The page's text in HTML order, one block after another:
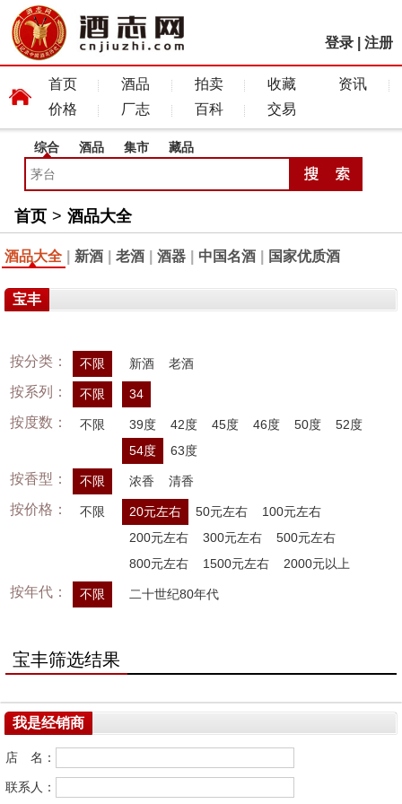
登录 注册
首页 酒品 拍卖 收藏
资讯
价格
厂志 百科 交易
综合 酒品 集市 藏品
首页 > 酒品大全
酒品大全 新酒 老酒 酒器 中国名酒 国家优质酒
宝丰
按分类： 不限 新酒 老酒
按系列： 不限 34
按度数： 不限 39度 42度 45度 46度 50度
52度
54度
63度
按香型： 不限 浓香 清香
按价格： 不限 20元左右 50元左右
100元左右
200元左右
300元左右
500元左右
800元左右
1500元左右 2000元以上
按年代： 不限 二十世纪80年代
宝丰筛选结果
我是经销商
店 名：
联系人：